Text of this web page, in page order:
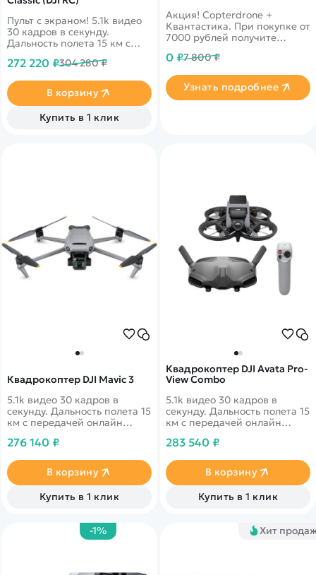
Акция! Copterdrone +
Квантастика. При покупке от
7000 рублей получите
нашего партнера
0 ₽7 800 ₽
Узнать подробнее
Пульт с экраном! 5.1k видео
30 кадров в секунду.
Дальность полета 15 км с
1080p. 46 минут в полете.
препятствий по всем
направлениям
272 220 ₽304 280 ₽
В корзину
Купить в 1 клик
Квадрокоптер DJI Mavic 3
5.1k видео 30 кадров в
секунду. Дальность полета 15
км с передачей онлайн
полете. Датчики облета
направлениям
276 140 ₽
В корзину
Купить в 1 клик
Квадрокоптер DJI Avata Pro-
View Combo
5.1k видео 30 кадров в
секунду. Дальность полета 15
км с передачей онлайн
полете. Датчики облета
направлениям. DJI Goggles 2
и DJI Motion Controller
обеспечивают
захватывающий сенсорный
управлением движениями
283 540 ₽
В корзину
Купить в 1 клик
-1% Хит